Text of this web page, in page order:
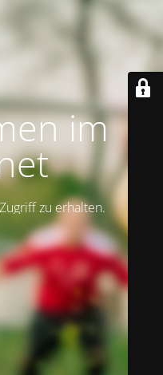
im
zu erhalten.